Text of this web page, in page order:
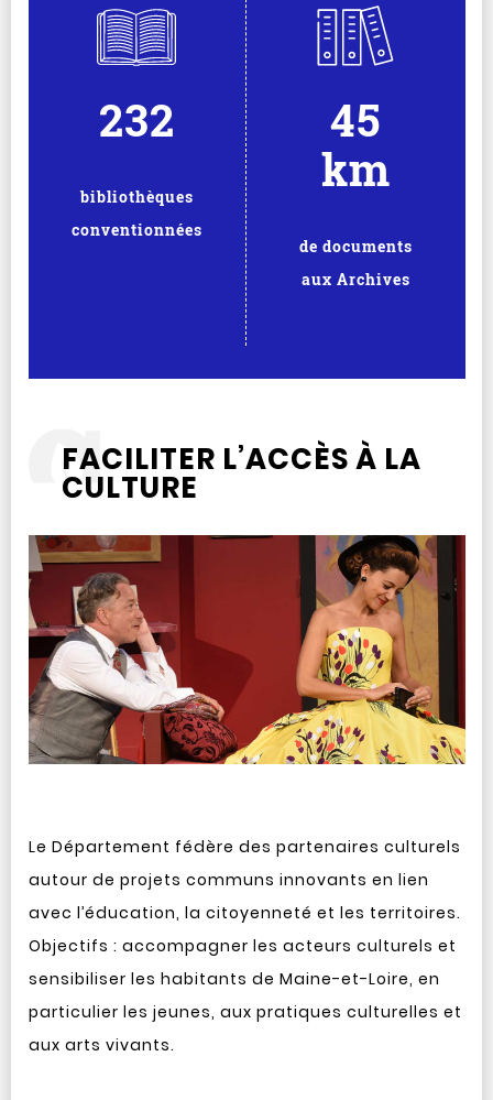
232
bibliothèques
conventionnées
45
km
de documents
aux Archives
FACILITER L’ACCÈS À LA
CULTURE
Le Département fédère des partenaires culturels
autour de projets communs innovants en lien
avec l’éducation, la citoyenneté et les territoires.
Objectifs : accompagner les acteurs culturels et
sensibiliser les habitants de Maine-et-Loire, en
particulier les jeunes, aux pratiques culturelles et
aux arts vivants.